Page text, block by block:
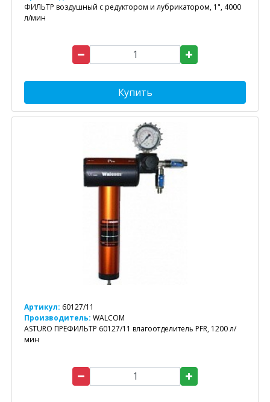
ФИЛЬТР воздушный с редуктором и лубрикатором, 1", 4000
л/мин
Купить
Артикул: 60127/11
Производитель: WALCOM
ASTURO ПРЕФИЛЬТР 60127/11 влагоотделитель PFR, 1200 л/
мин